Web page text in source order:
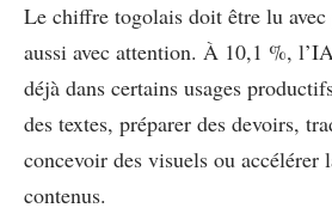
Le chiffre togolais doit être lu avec
aussi avec attention. À 10,1 %,
déjà dans certains usages
des textes, préparer des devoirs,
concevoir des visuels ou accélérer
contenus.